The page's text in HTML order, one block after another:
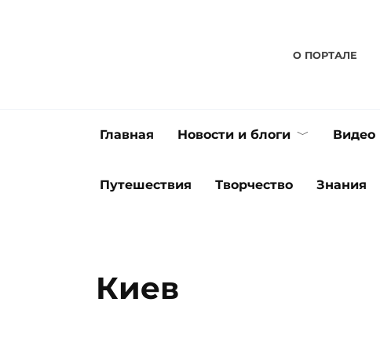
О ПОРТАЛЕ
Главная Новости и блоги Видео
Путешествия Творчество Знания
Киев